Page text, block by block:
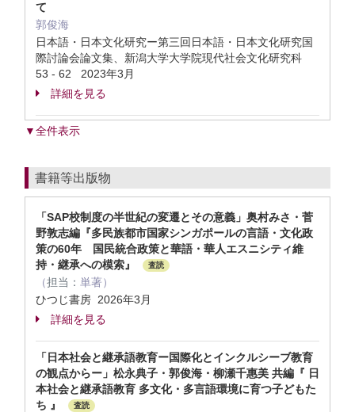
て
郭俊海
日本語・日本文化研究ー第三回日本語・日本文化研究国
際討論会論文集、新潟大学大学院現代社会文化研究科
53 - 62 2023年3月
詳細を見る
▼全件表示
書籍等出版物
「SAP校制度の半世紀の変遷とその意義」奥村みさ・菅
野敦志編『多民族都市国家シンガポールの言語・文化政
策の60年 国民統合政策と華語・華人エスニシティ維
持・継承への模索』
査読
（担当： 単著）
ひつじ書房 2026年3月
詳細を見る
「日本社会と継承語教育ー国際化とインクルシーブ教育
の観点からー」松永典子・郭俊海・柳瀬千惠美 共編『 日
本社会と継承語教育 多文化・多言語環境に育つ子どもた
ち 』
査読